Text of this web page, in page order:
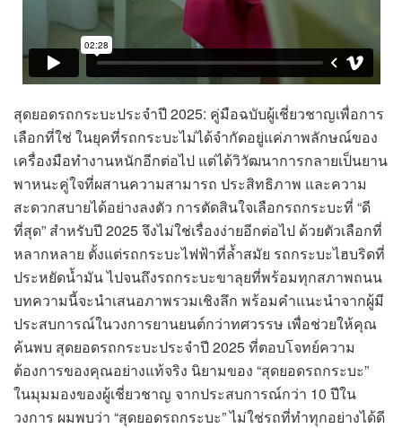
สุดยอดรถกระบะประจำปี 2025: คู่มือฉบับผู้เชี่ยวชาญเพื่อการ
เลือกที่ใช่ ในยุคที่รถกระบะไม่ได้จำกัดอยู่แค่ภาพลักษณ์ของ
เครื่องมือทำงานหนักอีกต่อไป แต่ได้วิวัฒนาการกลายเป็นยาน
พาหนะคู่ใจที่ผสานความสามารถ ประสิทธิภาพ และความ
สะดวกสบายได้อย่างลงตัว การตัดสินใจเลือกรถกระบะที่ “ดี
ที่สุด” สำหรับปี 2025 จึงไม่ใช่เรื่องง่ายอีกต่อไป ด้วยตัวเลือกที่
หลากหลาย ตั้งแต่รถกระบะไฟฟ้าที่ล้ำสมัย รถกระบะไฮบริดที่
ประหยัดน้ำมัน ไปจนถึงรถกระบะขาลุยที่พร้อมทุกสภาพถนน
บทความนี้จะนำเสนอภาพรวมเชิงลึก พร้อมคำแนะนำจากผู้มี
ประสบการณ์ในวงการยานยนต์กว่าทศวรรษ เพื่อช่วยให้คุณ
ค้นพบ สุดยอดรถกระบะประจำปี 2025 ที่ตอบโจทย์ความ
ต้องการของคุณอย่างแท้จริง นิยามของ “สุดยอดรถกระบะ”
ในมุมมองของผู้เชี่ยวชาญ จากประสบการณ์กว่า 10 ปีใน
วงการ ผมพบว่า “สุดยอดรถกระบะ” ไม่ใช่รถที่ทำทุกอย่างได้ดี